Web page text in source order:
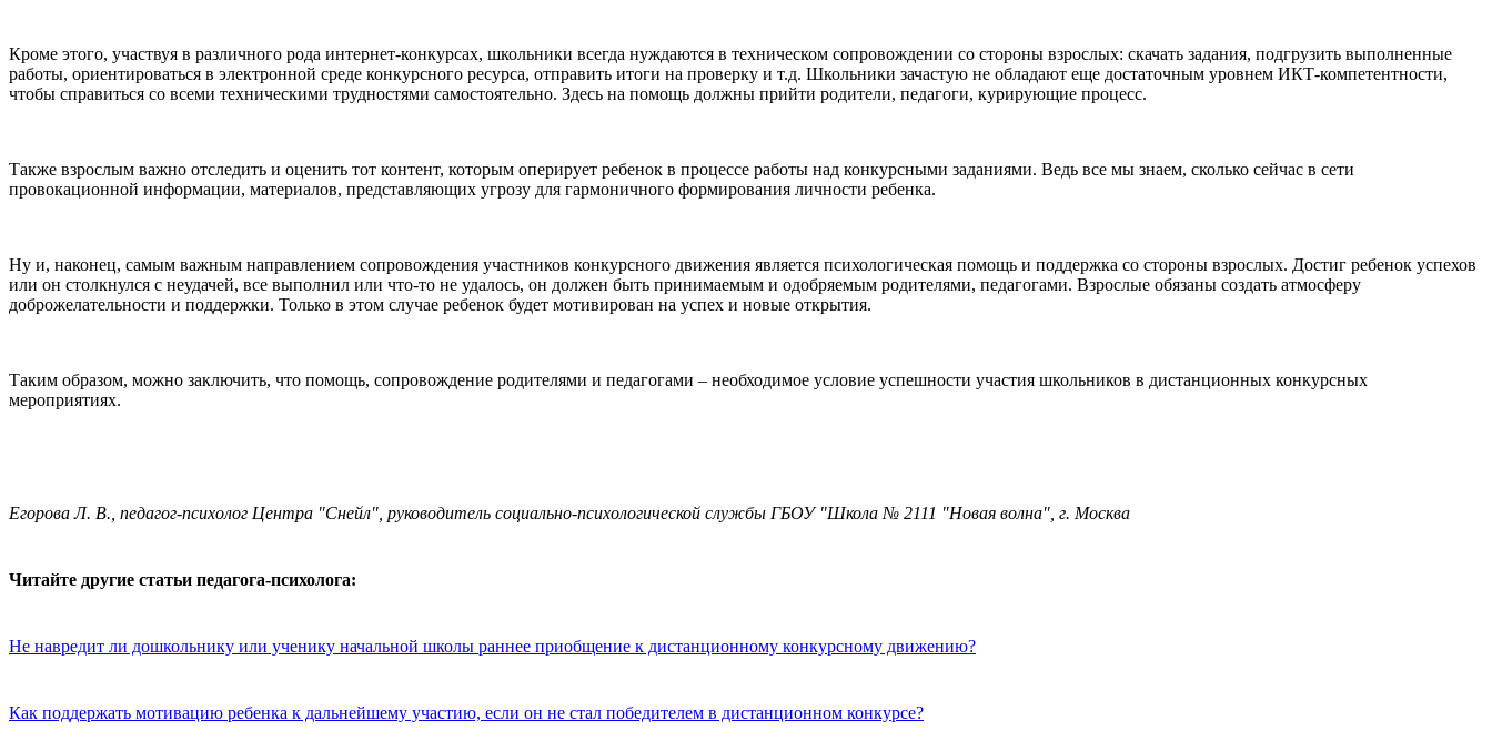
Кроме этого, участвуя в различного рода интернет-конкурсах, школьники всегда нуждаются в техническом сопровождении со стороны взрослых: скачать задания, подгрузить выполненные
работы, ориентироваться в электронной среде конкурсного ресурса, отправить итоги на проверку и т.д. Школьники зачастую не обладают еще достаточным уровнем ИКТ-компетентности,
чтобы справиться со всеми техническими трудностями самостоятельно. Здесь на помощь должны прийти родители, педагоги, курирующие процесс.
Также взрослым важно отследить и оценить тот контент, которым оперирует ребенок в процессе работы над конкурсными заданиями. Ведь все мы знаем, сколько сейчас в сети
провокационной информации, материалов, представляющих угрозу для гармоничного формирования личности ребенка.
Ну и, наконец, самым важным направлением сопровождения участников конкурсного движения является психологическая помощь и поддержка со стороны взрослых. Достиг ребенок успехов
или он столкнулся с неудачей, все выполнил или что-то не удалось, он должен быть принимаемым и одобряемым родителями, педагогами. Взрослые обязаны создать атмосферу
доброжелательности и поддержки. Только в этом случае ребенок будет мотивирован на успех и новые открытия.
Таким образом, можно заключить, что помощь, сопровождение родителями и педагогами – необходимое условие успешности участия школьников в дистанционных конкурсных
мероприятиях.
Егорова Л. В., педагог-психолог Центра "Снейл", руководитель социально-психологической службы ГБОУ "Школа № 2111 "Новая волна", г. Москва
Читайте другие статьи педагога-психолога:
Не навредит ли дошкольнику или ученику начальной школы раннее приобщение к дистанционному конкурсному движению?
Как поддержать мотивацию ребенка к дальнейшему участию, если он не стал победителем в дистанционном конкурсе?